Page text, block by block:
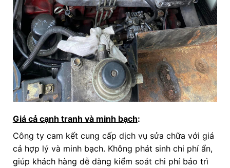
Giá cả cạnh tranh và minh bạch:
Công ty cam kết cung cấp dịch vụ sửa chữa với giá
cả hợp lý và minh bạch. Không phát sinh chi phí ẩn,
giúp khách hàng dễ dàng kiểm soát chi phí bảo trì